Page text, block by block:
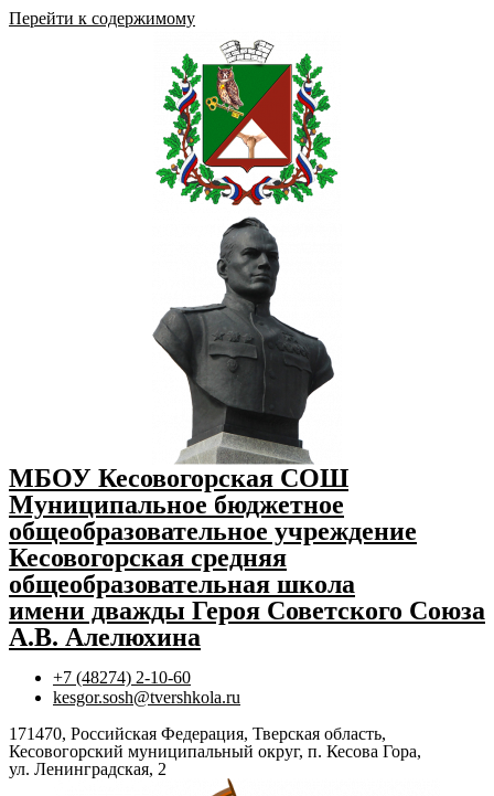
Перейти к содержимому
МБОУ Кесовогорская СОШ
Муниципальное бюджетное
общеобразовательное учреждение
Кесовогорская средняя
общеобразовательная школа
имени дважды Героя Советского Союза
А.В. Алелюхина
+7 (48274) 2-10-60
kesgor.sosh@tvershkola.ru
171470, Российская Федерация, Тверская область,
Кесовогорский муниципальный округ, п. Кесова Гора,
ул. Ленинградская, 2